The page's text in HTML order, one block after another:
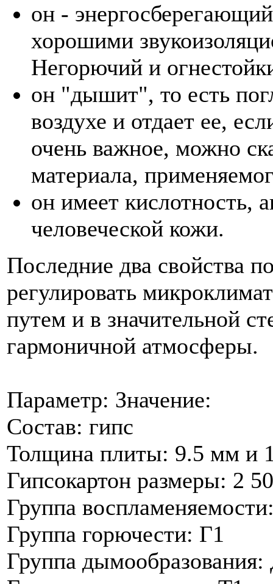
он -
хорошими
Негорючий и
он "дышит", то есть
воздухе и отдает ее,
очень важное, можно
материала,
он имеет кислотность,
человеческой кожи.
Последние два свойства
регулировать
путем и в значительной
гармоничной атмосферы.
Параметр: Значение:
Состав: гипс
Толщина плиты: 9.5 мм и
Гипсокартон размеры: 2
Группа
Группа горючести: Г1
Группа